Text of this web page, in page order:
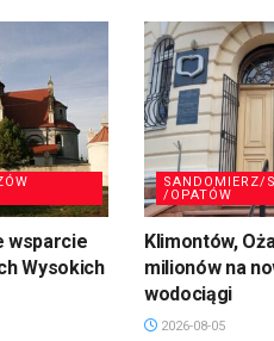
wsparcie
Wysokich
SANDOMIERZ/
/OPATÓW
Klimontów,
milionów na
wodociągi
2026-08-05